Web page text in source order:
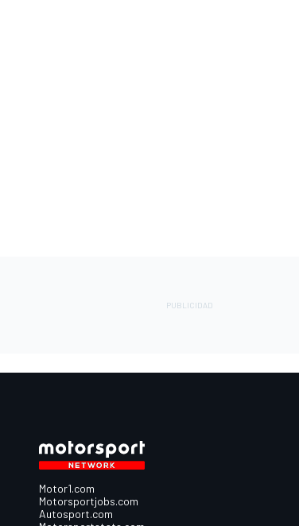
Motor1.com
Motorsportjobs.com
Autosport.com